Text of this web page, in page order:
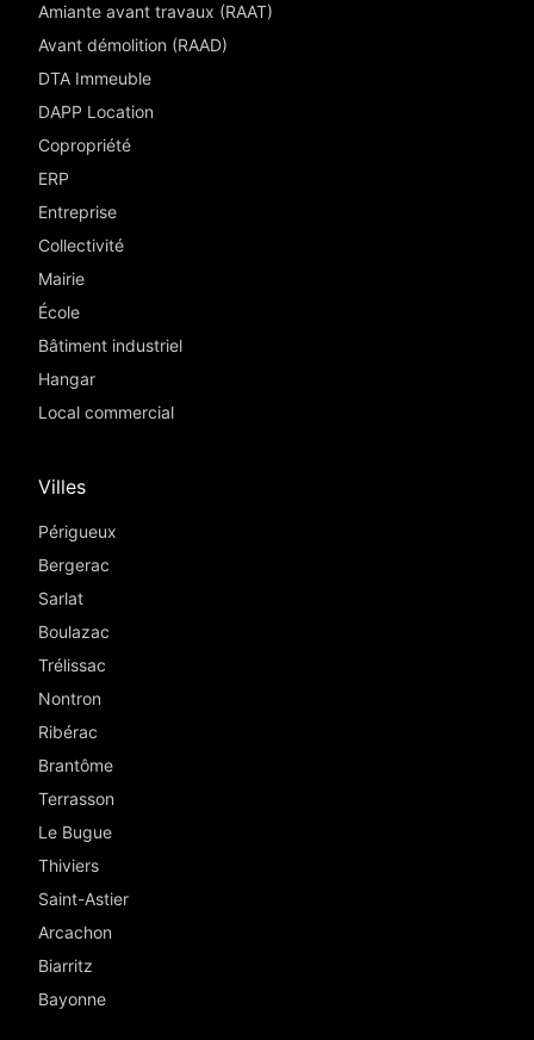
Amiante avant travaux (RAAT)
Avant démolition (RAAD)
DTA Immeuble
DAPP Location
Copropriété
ERP
Entreprise
Collectivité
Mairie
École
Bâtiment industriel
Hangar
Local commercial
Villes
Périgueux
Bergerac
Sarlat
Boulazac
Trélissac
Nontron
Ribérac
Brantôme
Terrasson
Le Bugue
Thiviers
Saint-Astier
Arcachon
Biarritz
Bayonne